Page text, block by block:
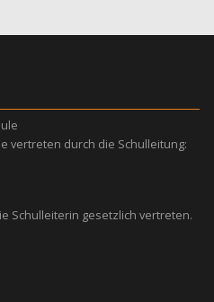
vertreten durch die Schulleitung:
Schulleiterin gesetzlich vertreten.